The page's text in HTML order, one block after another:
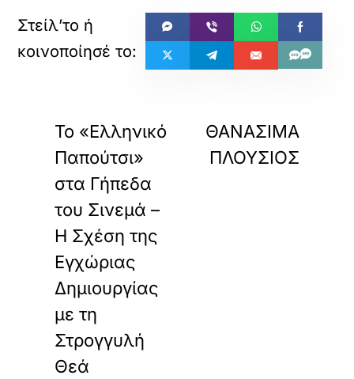
Το «Ελληνικό
Παπούτσι»
στα Γήπεδα
του Σινεμά –
Η Σχέση της
Εγχώριας
Δημιουργίας
με τη
Στρογγυλή
Θεά
ΘΑΝΑΣΙΜΑ
ΠΛΟΥΣΙΟΣ